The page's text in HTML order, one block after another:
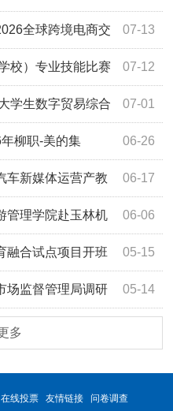
企合作项目 07-13
全球跨境电商交
07-12
校）专业技能比赛
销）赛项在我校圆满落幕
07-01
学生数字贸易综合
等奖 06-26
柳职-美的集
表彰会 06-17
车新媒体运营产教
06-06
管理学院赴玉林机
生活动 05-15
融合试点项目开班
05-14
场监督管理局调研
多
在线投票 友情链接 问卷调查